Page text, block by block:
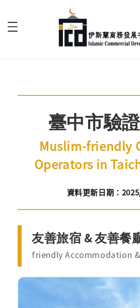
臺中市驗
Muslim-friendly
Operators in
資料更新日期：
友善旅宿 & 友善餐
friendly Accommodation